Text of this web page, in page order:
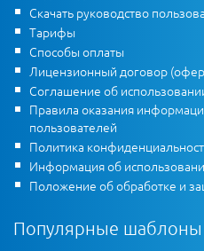
Скачать руководство
Тарифы
Способы оплаты
Лицензионный договор
Соглашение об
Правила оказания
пользователей
Политика
Информация об
Положение об обработке и
Популярные шаблоны